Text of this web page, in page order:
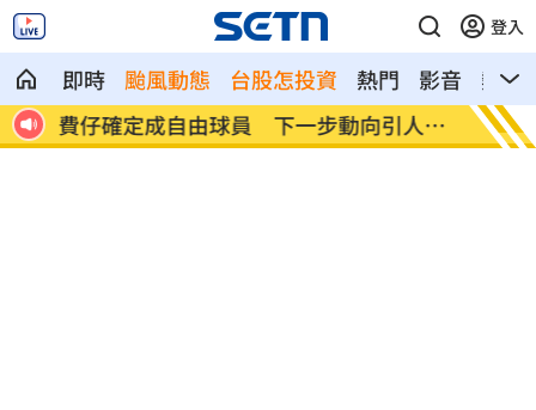
登入
即時 颱風動態 台股怎投資 熱門 影音
熱搜
命 費仔確定成自由球員 下一步動向引人關
注
米蘭
動